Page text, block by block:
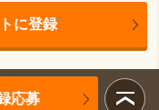
に登録
応募